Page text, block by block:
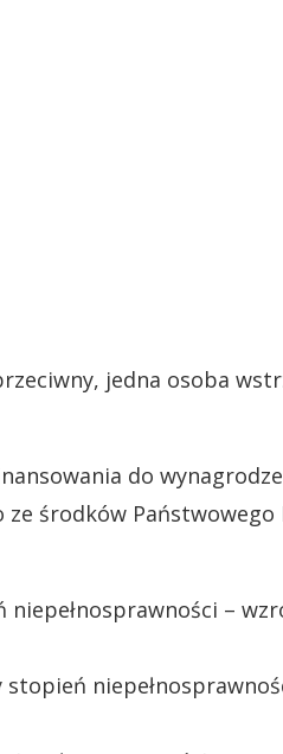
jedna osoba
do
środków Państwowego
–